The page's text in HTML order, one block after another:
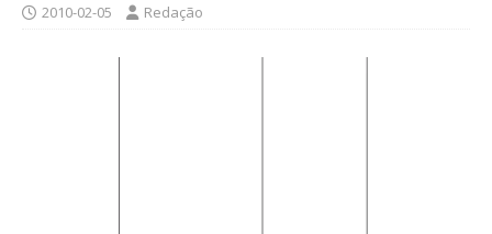
2010-02-05 Redação